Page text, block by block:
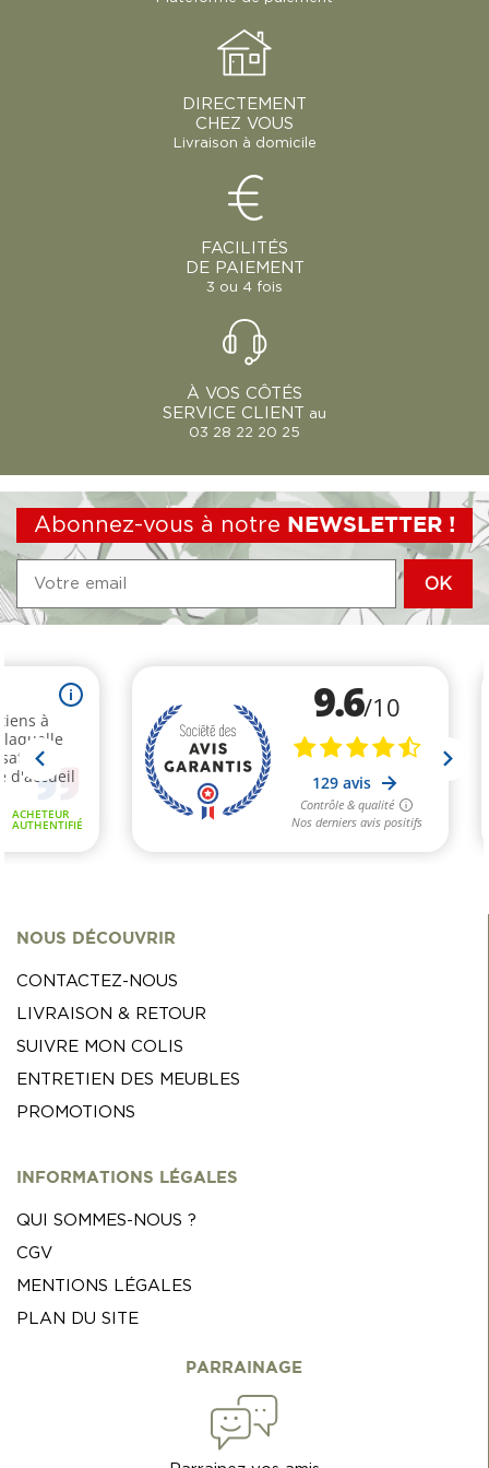
DIRECTEMENT
CHEZ VOUS
Livraison à domicile
FACILITÉS
DE PAIEMENT
3 ou 4 fois
À VOS CÔTÉS
SERVICE CLIENT
au
03 28 22 20 25
Abonnez-vous à notre NEWSLETTER !
NOUS DÉCOUVRIR
CONTACTEZ-NOUS
LIVRAISON & RETOUR
SUIVRE MON COLIS
ENTRETIEN DES MEUBLES
PROMOTIONS
INFORMATIONS LÉGALES
QUI SOMMES-NOUS ?
CGV
MENTIONS LÉGALES
PLAN DU SITE
PARRAINAGE